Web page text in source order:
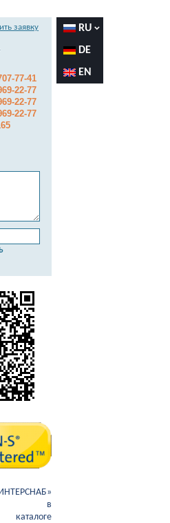
RU
DE
EN
заявку
77-41
22-77
22-77
22-77
в